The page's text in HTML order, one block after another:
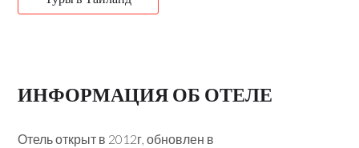
ИНФОРМАЦИЯ ОБ ОТЕЛЕ
Отель открыт в 2012г, обновлен в